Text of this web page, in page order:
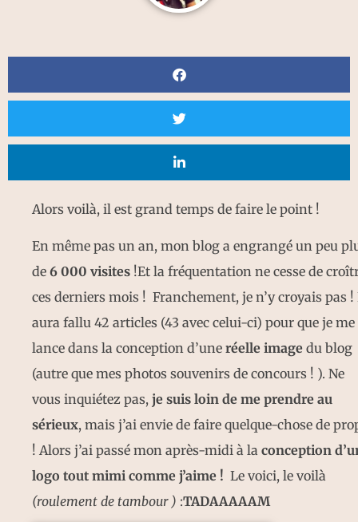
Alors voilà, il est grand temps de faire le point !
En même pas un an, mon blog a engrangé un peu
de 6 000 visites !Et la fréquentation ne cesse de
ces derniers mois ! Franchement, je n’y croyais pas
aura fallu 42 articles (43 avec celui-ci) pour que je me
lance dans la conception d’une réelle image du blog
(autre que mes photos souvenirs de concours ! ). Ne
vous inquiétez pas, je suis loin de me prendre au
sérieux, mais j’ai envie de faire quelque-chose de
! Alors j’ai passé mon après-midi à la conception
logo tout mimi comme j’aime ! Le voici, le voilà
(roulement de tambour ) :TADAAAAAM